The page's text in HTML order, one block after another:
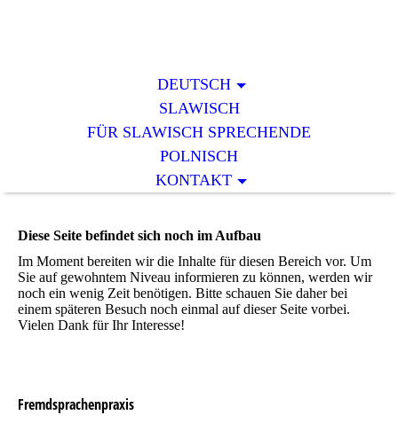
DEUTSCH
SLAWISCH
FÜR SLAWISCH SPRECHENDE
POLNISCH
KONTAKT
Diese Seite befindet sich noch im Aufbau
Im Moment bereiten wir die Inhalte für diesen Bereich vor. Um
Sie auf gewohntem Niveau informieren zu können, werden wir
noch ein wenig Zeit benötigen. Bitte schauen Sie daher bei
einem späteren Besuch noch einmal auf dieser Seite vorbei.
Vielen Dank für Ihr Interesse!
Fremdsprachenpraxis